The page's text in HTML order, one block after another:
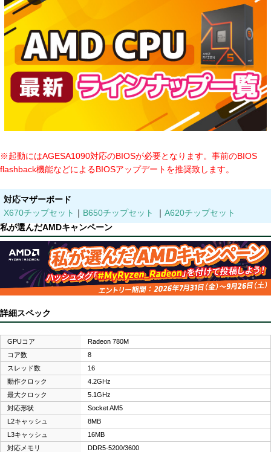
※起動にはAGESA1090対応のBIOSが必要となります。事前のBIOS
flashback機能などによるBIOSアップデートを推奨致します。
対応マザーボード
X670チップセット ｜ B650チップセット ｜ A620チップセット
私が選んだAMDキャンペーン
詳細スペック
GPUコア
Radeon 780M
コア数
8
スレッド数
16
動作クロック
4.2GHz
最大クロック
5.1GHz
対応形状
Socket AM5
L2キャッシュ
8MB
L3キャッシュ
16MB
対応メモリ
DDR5-5200/3600